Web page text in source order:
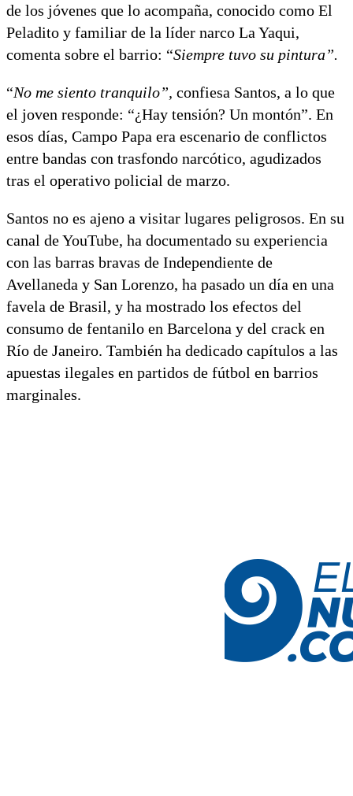
de los jóvenes que lo acompaña, conocido como El
Peladito y familiar de la líder narco La Yaqui,
comenta sobre el barrio: “Siempre tuvo su pintura”.
“No me siento tranquilo”, confiesa Santos, a lo que
el joven responde: “¿Hay tensión? Un montón”. En
esos días, Campo Papa era escenario de conflictos
entre bandas con trasfondo narcótico, agudizados
tras el operativo policial de marzo.
Santos no es ajeno a visitar lugares peligrosos. En su
canal de YouTube, ha documentado su experiencia
con las barras bravas de Independiente de
Avellaneda y San Lorenzo, ha pasado un día en una
favela de Brasil, y ha mostrado los efectos del
consumo de fentanilo en Barcelona y del crack en
Río de Janeiro. También ha dedicado capítulos a las
apuestas ilegales en partidos de fútbol en barrios
marginales.